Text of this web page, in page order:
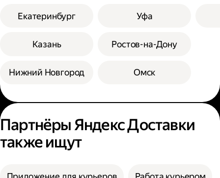
Екатеринбург
Казань
Нижний Новгород
Уфа
Ростов-на-Дону
Омск
Партнёры Яндекс Доставки
также ищут